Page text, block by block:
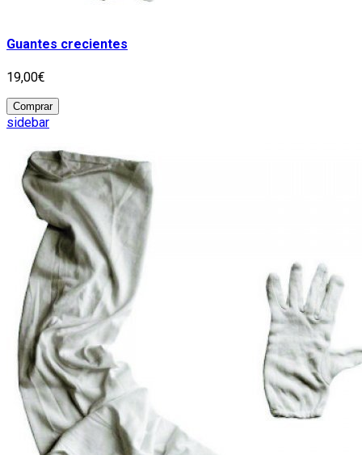
Guantes crecientes
19,00€
Comprar
sidebar